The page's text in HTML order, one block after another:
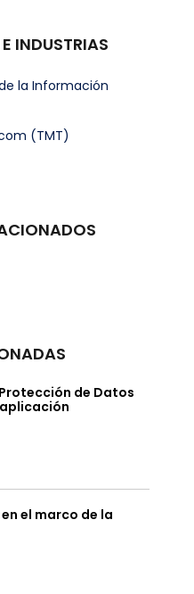
INDUSTRIAS
la Información
(TMT)
de Datos
aplicación
el marco de la